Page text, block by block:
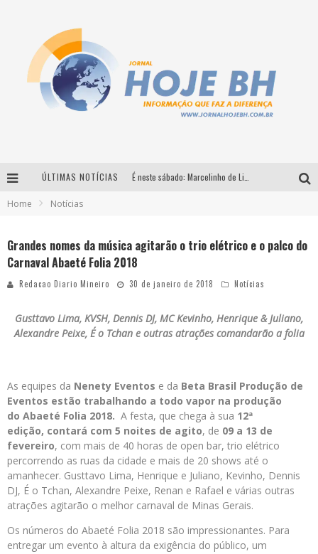
ÚLTIMAS NOTÍCIAS
Home Notícias
Grandes nomes da música agitarão o trio elétrico e o palco do
Carnaval Abaeté Folia 2018
Redacao Diario Mineiro 30 de janeiro de 2018 Notícias
Gusttavo Lima, KVSH, Dennis DJ, MC Kevinho, Henrique & Juliano,
Alexandre Peixe, É o Tchan e outras atraçõescomandarão a folia
As equipes da Nenety Eventos e da Beta Brasil Produção de
Eventos estão trabalhando a todo vapor na produção
do Abaeté Folia 2018. A festa, que chega à sua 12ª
edição, contará com 5 noites de agito, de 09 a 13 de
fevereiro, com mais de 40 horas de open bar, trio elétrico
percorrendo as ruas da cidade e mais de 20 shows até o
amanhecer. Gusttavo Lima, Henrique e Juliano, Kevinho, Dennis
DJ, É o Tchan, Alexandre Peixe, Renan e Rafael e várias outras
atrações agitarão o melhor carnaval de Minas Gerais.
Os números do Abaeté Folia 2018 são impressionantes. Para
entregar um evento à altura da exigência do público, um